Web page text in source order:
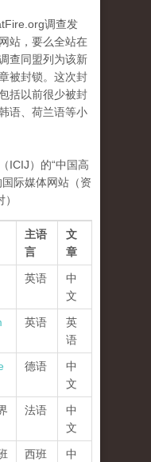
调查发
站，要么全站在
查同盟列为该新
被封锁。这次封
括以前很少被封
语、荷兰语等小
ICIJ）的“中国高
际媒体网站（资
主语
言
文
章
英语
中
文
英语
英
语
德语
中
文
法语
中
文
西班
中